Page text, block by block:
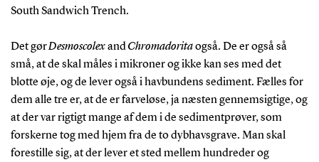
South Sandwich Trench.
Det gørDesmoscolexandChromadoritaogså. De er også så
små, at de skal måles i mikroner og ikke kan ses med det
blotte øje, og de lever også i havbundens sediment. Fælles for
dem alle tre er, at de er farveløse, ja næsten gennemsigtige, og
at der var rigtigt mange af dem i de sedimentprøver, som
forskerne tog med hjem fra de to dybhavsgrave. Man skal
forestille sig, at der lever et sted mellem hundreder og